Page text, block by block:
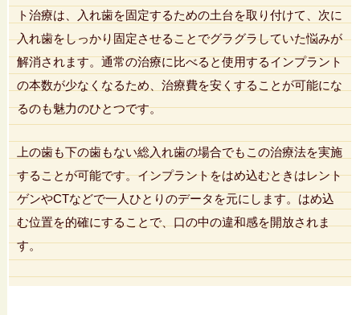
ト治療は、入れ歯を固定するための土台を取り付けて、次に
入れ歯をしっかり固定させることでグラグラしていた悩みが
解消されます。通常の治療に比べると使用するインプラント
の本数が少なくなるため、治療費を安くすることが可能にな
るのも魅力のひとつです。
上の歯も下の歯もない総入れ歯の場合でもこの治療法を実施
することが可能です。インプラントをはめ込むときはレント
ゲンやCTなどで一人ひとりのデータを元にします。はめ込
む位置を的確にすることで、口の中の違和感を開放されま
す。